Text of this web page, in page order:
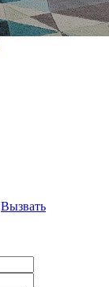
Вызвать